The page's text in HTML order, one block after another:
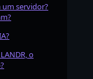
um servidor?
o